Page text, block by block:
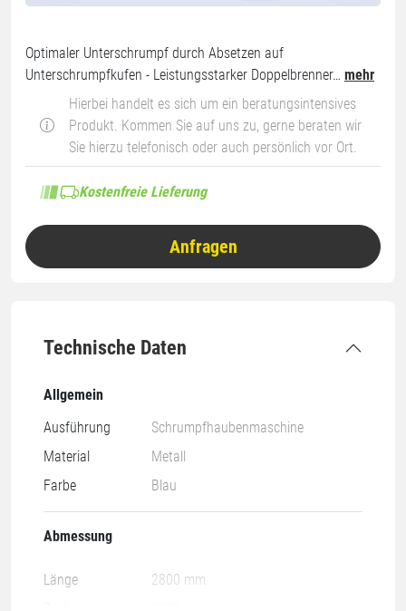
Technische Daten
Allgemein
Ausführung
Schrumpfhaubenmaschine
Material
Metall
Farbe
Blau
Abmessung
Länge
2800 mm
Optimaler Unterschrumpf durch Absetzen auf
Unterschrumpfkufen - Leistungsstarker Doppelbrenner… mehr
Hierbei handelt es sich um ein beratungsintensives
Produkt. Kommen Sie auf uns zu, gerne beraten wir
Sie hierzu telefonisch oder auch persönlich vor Ort.
Kostenfreie Lieferung
Anfragen